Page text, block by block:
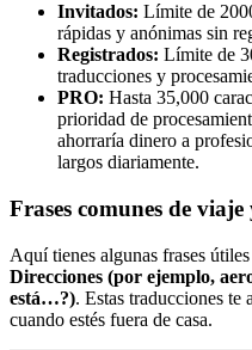
Invitados: Límite de
rápidas y anónimas sin
Registrados: Límite de
traducciones y
PRO: Hasta 35,000
prioridad de
ahorraría dinero a
largos diariamente.
Frases comunes de viaje
Aquí tienes algunas frases
Direcciones (por ejemplo,
está…?). Estas traducciones te
cuando estés fuera de casa.